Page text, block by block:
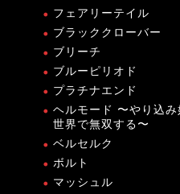
フェアリーテイル
ブラッククローバー
ブリーチ
ブルーピリオド
プラチナエンド
ヘルモード 〜やり込
世界で無双する〜
ベルセルク
ボルト
マッシュル